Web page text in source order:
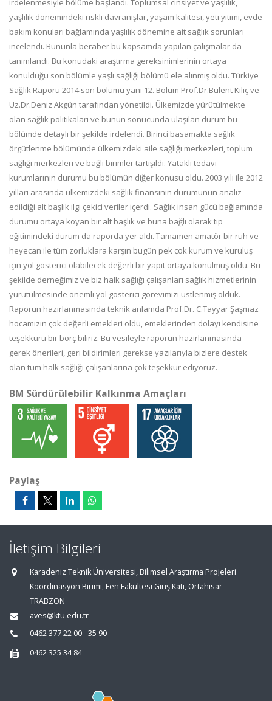
BM Sürdürülebilir Kalkınma Amaçları
Paylaş
İletişim Bilgileri
Karadeniz Teknik Üniversitesi, Bilimsel Araştırma Projeleri
Koordinasyon Birimi, Fen Fakültesi Giriş Katı, Ortahisar
TRABZON
aves@ktu.edu.tr
0462 377 22 00 - 35 90
0462 325 34 84